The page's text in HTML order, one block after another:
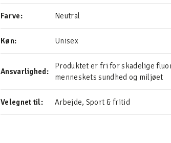
Farve: Neutral
Køn: Unisex
Ansvarlighed:
Produktet er fri for skadelige
menneskets sundhed og miljøet
Velegnet til: Arbejde, Sport & fritid